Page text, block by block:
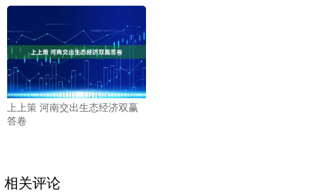
上上策 河南交出生态经济双赢
答卷
相关评论